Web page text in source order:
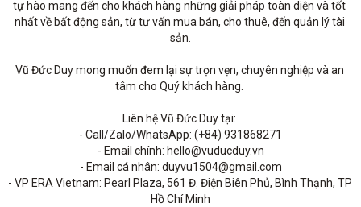
tự hào mang đến cho khách hàng những giải pháp toàn diện và tốt
nhất về bất động sản, từ tư vấn mua bán, cho thuê, đến quản lý tài
sản.
Vũ Đức Duy mong muốn đem lại sự trọn vẹn, chuyên nghiệp và an
tâm cho Quý khách hàng.
Liên hệ Vũ Đức Duy tại:
- Call/Zalo/WhatsApp: (+84) 931868271
- Email chính: hello@vuducduy.vn
- Email cá nhân: duyvu1504@gmail.com
- VP ERA Vietnam: Pearl Plaza, 561 Đ. Điện Biên Phủ, Bình Thạnh, TP
Hồ Chí Minh